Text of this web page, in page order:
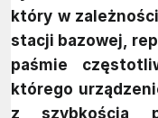
który w
stacji bazowej,
paśmie
którego
z szybkością